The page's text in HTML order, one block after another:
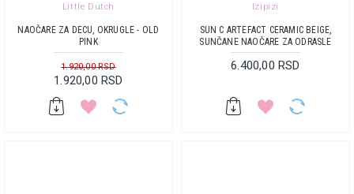
Little Dutch
NAOČARE ZA DECU, OKRUGLE - OLD
PINK
1.920,00 RSD
1.920,00 RSD
Izipizi
SUN C ARTEFACT CERAMIC BEIGE,
SUNČANE NAOČARE ZA ODRASLE
6.400,00 RSD